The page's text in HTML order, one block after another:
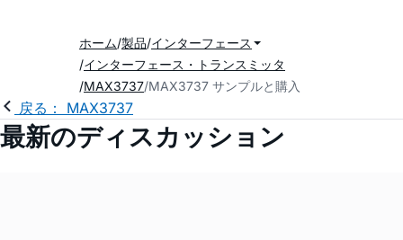
ホーム 製品 インターフェース
インターフェース・トランスミッタ
MAX3737 MAX3737 サンプルと購入
戻る： MAX3737
最新のディスカッション